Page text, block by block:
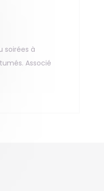
soirées à
Associé